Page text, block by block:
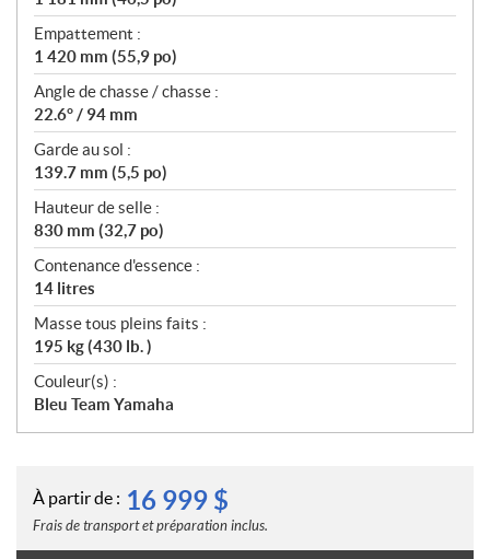
Empattement :
1 420 mm (55,9 po)
Angle de chasse / chasse :
22.6° / 94 mm
Garde au sol :
139.7 mm (5,5 po)
Hauteur de selle :
830 mm (32,7 po)
Contenance d'essence :
14 litres
Masse tous pleins faits :
195 kg (430 lb. )
Couleur(s) :
Bleu Team Yamaha
À partir de : 16 999 $
Frais de transport et préparation inclus.